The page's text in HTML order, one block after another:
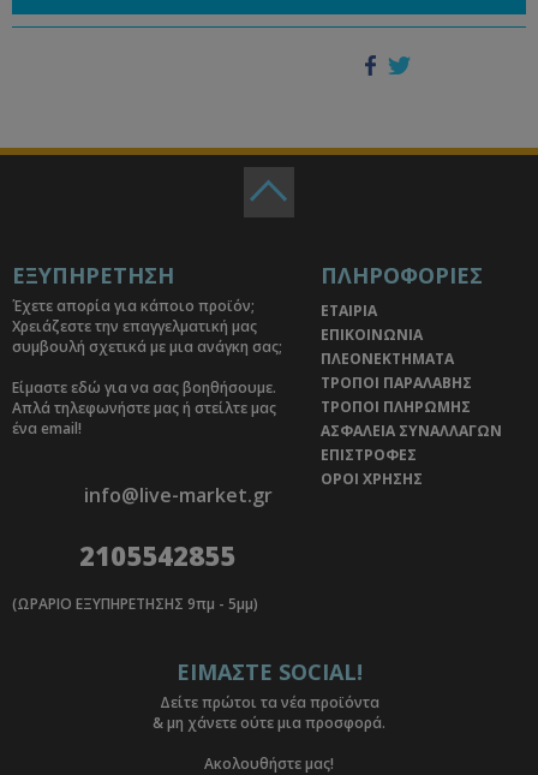
ΕΞΥΠΗΡΕΤΗΣΗ
Έχετε απορία για κάποιο προϊόν;
Χρειάζεστε την επαγγελματική μας
συμβουλή σχετικά με μια ανάγκη σας;
Είμαστε εδώ για να σας βοηθήσουμε.
Απλά τηλεφωνήστε μας ή στείλτε μας
ένα email!
info@live-market.gr
2105542855
(ΩΡΑΡΙΟ ΕΞΥΠΗΡΕΤΗΣΗΣ 9πμ - 5μμ)
ΠΛΗΡΟΦΟΡΙΕΣ
ΕΤΑΙΡΙΑ
ΕΠΙΚΟΙΝΩΝΙΑ
ΠΛΕΟΝΕΚΤΗΜΑΤΑ
ΤΡΟΠΟΙ ΠΑΡΑΛΑΒΗΣ
ΤΡΟΠΟΙ ΠΛΗΡΩΜΗΣ
ΑΣΦΑΛΕΙΑ ΣΥΝΑΛΛΑΓΩΝ
ΕΠΙΣΤΡΟΦΕΣ
ΟΡΟΙ ΧΡΗΣΗΣ
ΕΙΜΑΣΤΕ SOCIAL!
Δείτε πρώτοι τα νέα προϊόντα
& μη χάνετε ούτε μια προσφορά.
Ακολουθήστε μας!